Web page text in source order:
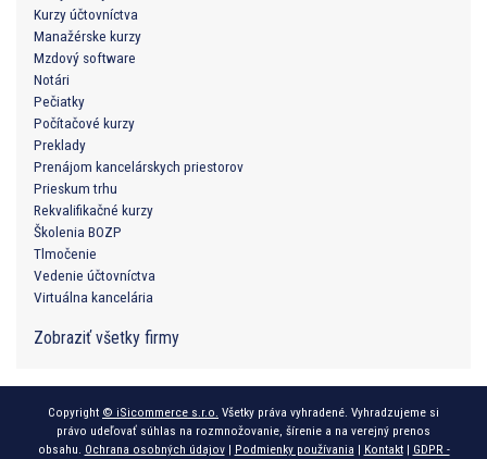
Kurzy účtovníctva
Manažérske kurzy
Mzdový software
Notári
Pečiatky
Počítačové kurzy
Preklady
Prenájom kancelárskych priestorov
Prieskum trhu
Rekvalifikačné kurzy
Školenia BOZP
Tlmočenie
Vedenie účtovníctva
Virtuálna kancelária
Zobraziť všetky firmy
Copyright © iSicommerce s.r.o. Všetky práva vyhradené. Vyhradzujeme si
právo udeľovať súhlas na rozmnožovanie, šírenie a na verejný prenos
obsahu. Ochrana osobných údajov| Podmienky používania | Kontakt| GDPR -